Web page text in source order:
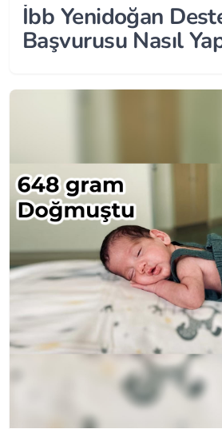
İbb Yenidoğan
Başvurusu Nasıl